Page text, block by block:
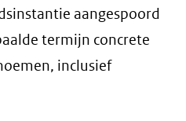
aangespoord
termijn concrete
inclusief